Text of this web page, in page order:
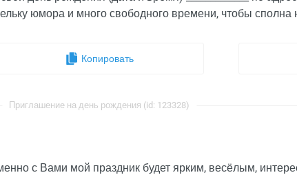
юмора и много свободного времени, чтобы сполна
Копировать
Приглашение на день рождения (id: 123328)
с Вами мой праздник будет ярким, весёлым,